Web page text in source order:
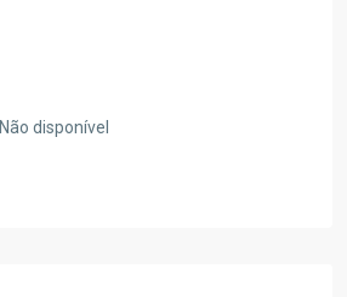
Não disponível